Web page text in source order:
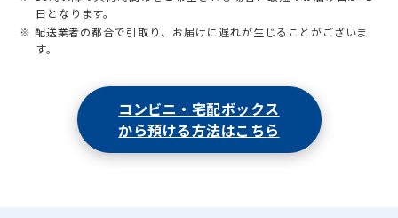
日となります。
※ 配送業者の都合で引取り、お届けに遅れが生じることがございま
す。
コンビニ・宅配ボックス
から預ける方法はこちら